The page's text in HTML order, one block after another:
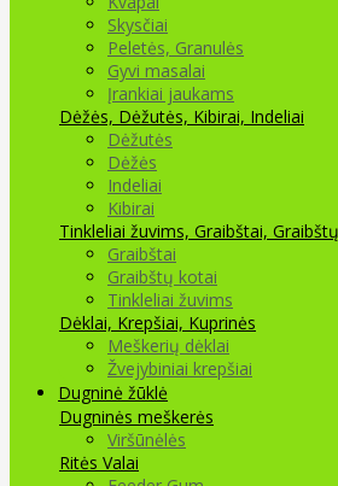
Skysčiai
Peletės, Granulės
Gyvi masalai
Įrankiai jaukams
Dėžės, Dėžutės, Kibirai, Indeliai
Dėžutės
Dėžės
Indeliai
Kibirai
Tinkleliai žuvims, Graibštai,
Graibštai
Graibštų kotai
Tinkleliai žuvims
Dėklai, Krepšiai, Kuprinės
Meškerių dėklai
Žvejybiniai krepšiai
Dugninė žūklė
Dugninės meškerės
Viršūnėlės
Ritės Valai